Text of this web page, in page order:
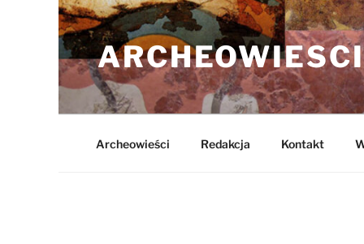
Przejdź
do
treści
Archeowieści Redakcja Kontakt